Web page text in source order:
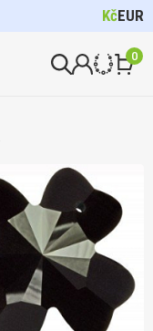
KčEUR
0